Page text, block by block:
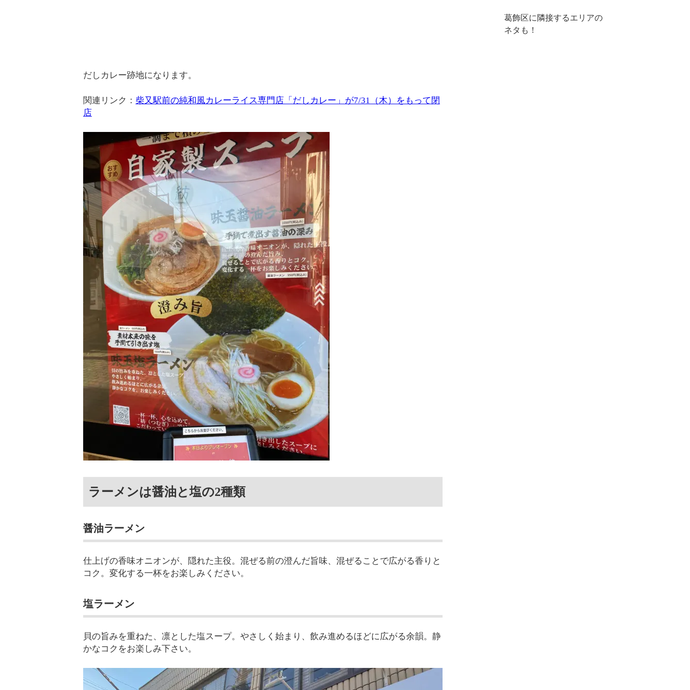
だしカレー跡地になります。
関連リンク： 柴又駅前の純和風カレーライス専門店「だしカレー」が7/31（木）をもって閉
店
ラーメンは醤油と塩の2種類
醤油ラーメン
仕上げの香味オニオンが、隠れた主役。混ぜる前の澄んだ旨味、混ぜることで広がる香りと
コク。変化する一杯をお楽しみください。
塩ラーメン
貝の旨みを重ねた、凛とした塩スープ。やさしく始まり、飲み進めるほどに広がる余韻。静
かなコクをお楽しみ下さい。
葛飾区に隣接するエリアの
ネタも！